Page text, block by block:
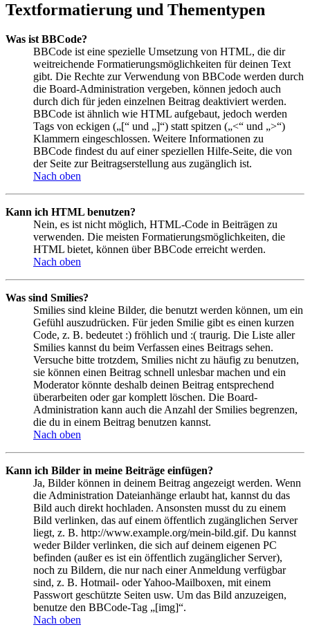
Textformatierung und Thementypen
Was ist BBCode?
BBCode ist eine spezielle Umsetzung von HTML, die dir
weitreichende Formatierungsmöglichkeiten für deinen Text
gibt. Die Rechte zur Verwendung von BBCode werden durch
die Board-Administration vergeben, können jedoch auch
durch dich für jeden einzelnen Beitrag deaktiviert werden.
BBCode ist ähnlich wie HTML aufgebaut, jedoch werden
Tags von eckigen („[“ und „]“) statt spitzen („<“ und „>“)
Klammern eingeschlossen. Weitere Informationen zu
BBCode findest du auf einer speziellen Hilfe-Seite, die von
der Seite zur Beitragserstellung aus zugänglich ist.
Nach oben
Kann ich HTML benutzen?
Nein, es ist nicht möglich, HTML-Code in Beiträgen zu
verwenden. Die meisten Formatierungsmöglichkeiten, die
HTML bietet, können über BBCode erreicht werden.
Nach oben
Was sind Smilies?
Smilies sind kleine Bilder, die benutzt werden können, um ein
Gefühl auszudrücken. Für jeden Smilie gibt es einen kurzen
Code, z. B. bedeutet :) fröhlich und :( traurig. Die Liste aller
Smilies kannst du beim Verfassen eines Beitrags sehen.
Versuche bitte trotzdem, Smilies nicht zu häufig zu benutzen,
sie können einen Beitrag schnell unlesbar machen und ein
Moderator könnte deshalb deinen Beitrag entsprechend
überarbeiten oder gar komplett löschen. Die Board-
Administration kann auch die Anzahl der Smilies begrenzen,
die du in einem Beitrag benutzen kannst.
Nach oben
Kann ich Bilder in meine Beiträge einfügen?
Ja, Bilder können in deinem Beitrag angezeigt werden. Wenn
die Administration Dateianhänge erlaubt hat, kannst du das
Bild auch direkt hochladen. Ansonsten musst du zu einem
Bild verlinken, das auf einem öffentlich zugänglichen Server
liegt, z. B. http://www.example.org/mein-bild.gif. Du kannst
weder Bilder verlinken, die sich auf deinem eigenen PC
befinden (außer es ist ein öffentlich zugänglicher Server),
noch zu Bildern, die nur nach einer Anmeldung verfügbar
sind, z. B. Hotmail- oder Yahoo-Mailboxen, mit einem
Passwort geschützte Seiten usw. Um das Bild anzuzeigen,
benutze den BBCode-Tag „[img]“.
Nach oben